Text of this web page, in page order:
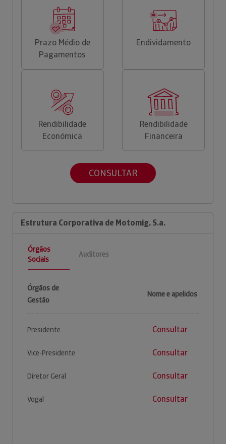
Prazo Médio de
Pagamentos
Endividamento
Rendibilidade
Económica
Rendibilidade
Financeira
CONSULTAR
Estrutura Corporativa de Motomig, S.a.
Órgãos
Sociais
Auditores
Órgãos de
Gestão
Nome e apelidos
Presidente Consultar
Vice-Presidente Consultar
Diretor Geral Consultar
Vogal Consultar